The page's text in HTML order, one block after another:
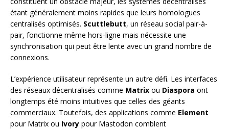
étant généralement moins rapides que leurs homologues
centralisés optimisés. Scuttlebutt, un réseau social pair-à-
pair, fonctionne même hors-ligne mais nécessite une
synchronisation qui peut être lente avec un grand nombre de
connexions.
L’expérience utilisateur représente un autre défi. Les interfaces
des réseaux décentralisés comme Matrix ou Diaspora ont
longtemps été moins intuitives que celles des géants
commerciaux. Toutefois, des applications comme Element
pour Matrix ou Ivory pour Mastodon comblent